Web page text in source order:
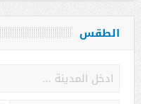
الطقس